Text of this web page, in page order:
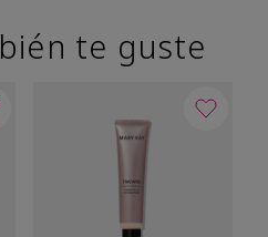
te guste